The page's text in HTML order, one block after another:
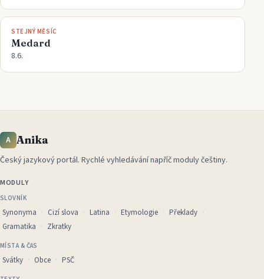
STEJNÝ MĚSÍC
Medard
8.6.
A Anika
Český jazykový portál. Rychlé vyhledávání napříč moduly češtiny.
MODULY
SLOVNÍK
Synonyma Cizí slova Latina Etymologie
Překlady
Gramatika
Zkratky
MÍSTA & ČAS
Svátky Obce PSČ